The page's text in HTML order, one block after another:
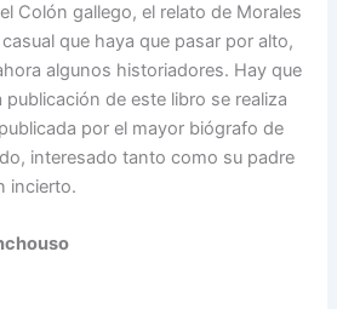
Colón gallego, el relato de Morales
que haya que pasar por alto,
algunos historiadores. Hay que
de este libro se realiza
por el mayor biógrafo de
interesado tanto como su padre
incierto.